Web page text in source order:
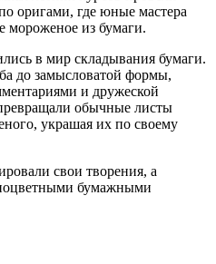
оригами, где юные мастера
мороженое из бумаги.
в мир складывания бумаги.
до замысловатой формы,
и дружеской
обычные листы
украшая их по своему
свои творения, а
бумажными